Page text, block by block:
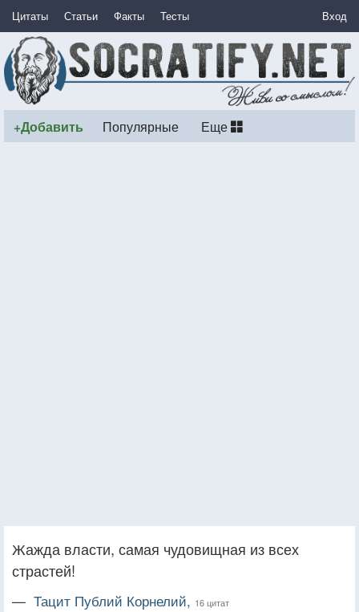
Цитаты Статьи Факты Тесты Вход
+Добавить Популярные Еще
Жажда власти, самая чудовищная из всех
страстей!
— Тацит Публий Корнелий, 16 цитат